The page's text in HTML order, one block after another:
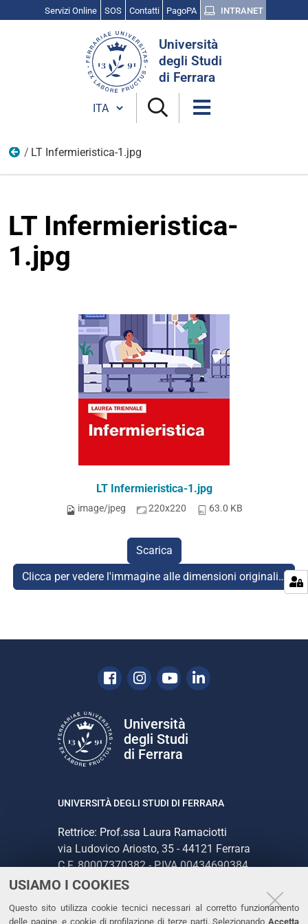
USIAMO I COOKIES
Questo sito utilizza cookie tecnici necessari al corretto funzionamento
delle pagine, e cookie di profilazione di terze parti. Selezionando Accetta
Servizi Online SOS Contatti PagoPA INTRANET
Università
degli Studi
di Ferrara
Cambia lingua
Banner 24
LT Infermieristica-1.jpg
LT Infermieristica-
1.jpg
LT Infermieristica-1.jpg
image/jpeg 220x220 63.0 KB
Scarica
Clicca per vedere l'immagine alle dimensioni originali…
Facebook
Instagram
YoutubeLinkedin
Università
degli Studi
di Ferrara
UNIVERSITÀ DEGLI STUDI DI FERRARA
Rettrice: Prof.ssa Laura Ramaciotti
via Ludovico Ariosto, 35 - 44121 Ferrara
C.F. 80007370382 - P.IVA 00434690384
CONTATTI